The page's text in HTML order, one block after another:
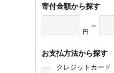
寄付金額から探す
円
～
お支払方法から探す
クレジットカード